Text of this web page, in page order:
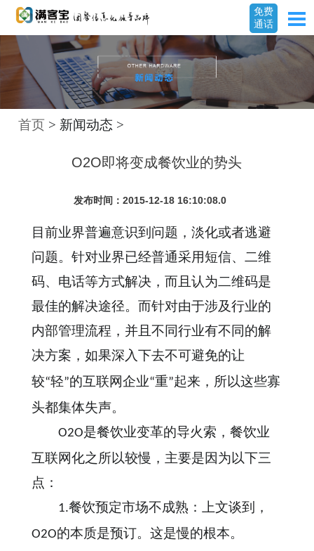
免费
通话
首页 > 新闻动态 >
O2O即将变成餐饮业的势头
发布时间：2015-12-18 16:10:08.0
目前业界普遍意识到问题，淡化或者逃避
问题。针对业界已经普通采用短信、二维
码、电话等方式解决，而且认为二维码是
最佳的解决途径。而针对由于涉及行业的
内部管理流程，并且不同行业有不同的解
决方案，如果深入下去不可避免的让
较“轻”的互联网企业“重”起来，所以这些寡
头都集体失声。
O2O是餐饮业变革的导火索，餐饮业
互联网化之所以较慢，主要是因为以下三
点：
1.餐饮预定市场不成熟：上文谈到，
O2O的本质是预订。这是慢的根本。